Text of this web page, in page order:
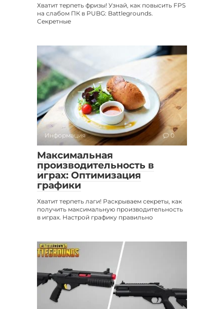
Хватит терпеть фризы! Узнай, как повысить FPS
на слабом ПК в PUBG: Battlegrounds.
Секретные
Информация 0
Максимальная
производительность в
играх: Оптимизация
графики
Хватит терпеть лаги! Раскрываем секреты, как
получить максимальную производительность
в играх. Настрой графику правильно